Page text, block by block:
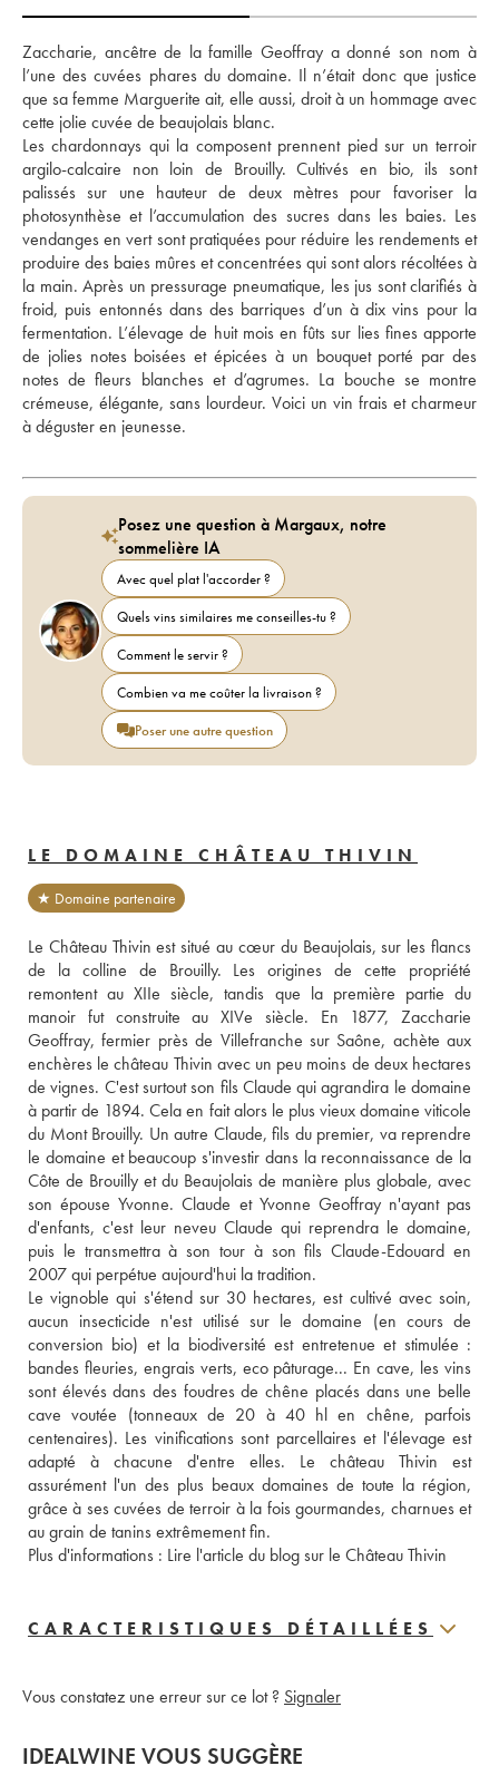
Zaccharie, ancêtre de la famille Geoffray a donné son nom à
l’une des cuvées phares du domaine. Il n’était donc que justice
que sa femme Marguerite ait, elle aussi, droit à un hommage avec
cette jolie cuvée de beaujolais blanc.
Les chardonnays qui la composent prennent pied sur un terroir
argilo-calcaire non loin de Brouilly. Cultivés en bio, ils sont
palissés sur une hauteur de deux mètres pour favoriser la
photosynthèse et l’accumulation des sucres dans les baies. Les
vendanges en vert sont pratiquées pour réduire les rendements et
produire des baies mûres et concentrées qui sont alors récoltées à
la main. Après un pressurage pneumatique, les jus sont clarifiés à
froid, puis entonnés dans des barriques d’un à dix vins pour la
fermentation. L’élevage de huit mois en fûts sur lies fines apporte
de jolies notes boisées et épicées à un bouquet porté par des
notes de fleurs blanches et d’agrumes. La bouche se montre
crémeuse, élégante, sans lourdeur. Voici un vin frais et charmeur
à déguster en jeunesse.
Posez une question à Margaux, notre
sommelière IA
Avec quel plat l'accorder ?
Quels vins similaires me conseilles-tu ?
Comment le servir ?
Combien va me coûter la livraison ?
Poser une autre question
LE DOMAINE CHÂTEAU THIVIN
★ Domaine partenaire
Le Château Thivin est situé au cœur du Beaujolais, sur les flancs
de la colline de Brouilly. Les origines de cette propriété
remontent au XIIe siècle, tandis que la première partie du
manoir fut construite au XIVe siècle. En 1877, Zaccharie
Geoffray, fermier près de Villefranche sur Saône, achète aux
enchères le château Thivin avec un peu moins de deux hectares
de vignes. C'est surtout son fils Claude qui agrandira le domaine
à partir de 1894. Cela en fait alors le plus vieux domaine viticole
du Mont Brouilly. Un autre Claude, fils du premier, va reprendre
le domaine et beaucoup s'investir dans la reconnaissance de la
Côte de Brouilly et du Beaujolais de manière plus globale, avec
son épouse Yvonne. Claude et Yvonne Geoffray n'ayant pas
d'enfants, c'est leur neveu Claude qui reprendra le domaine,
puis le transmettra à son tour à son fils Claude-Edouard en
2007 qui perpétue aujourd'hui la tradition.
Le vignoble qui s'étend sur 30 hectares, est cultivé avec soin,
aucun insecticide n'est utilisé sur le domaine (en cours de
conversion bio) et la biodiversité est entretenue et stimulée :
bandes fleuries, engrais verts, eco pâturage... En cave, les vins
sont élevés dans des foudres de chêne placés dans une belle
cave voutée (tonneaux de 20 à 40 hl en chêne, parfois
centenaires). Les vinifications sont parcellaires et l'élevage est
adapté à chacune d'entre elles. Le château Thivin est
assurément l'un des plus beaux domaines de toute la région,
grâce à ses cuvées de terroir à la fois gourmandes, charnues et
au grain de tanins extrêmement fin.
Plus d'informations :
CARACTERISTIQUES DÉTAILLÉES
Vous constatez une erreur sur ce lot ? Signaler
IDEALWINE VOUS SUGGÈRE